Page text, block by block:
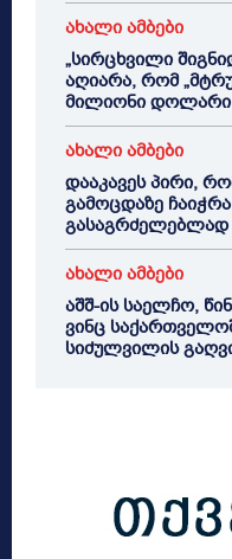
ახალი ამბები
„სირცხვილი
აღიარა, რომ
მილიონი დოლარი
ახალი ამბები
დააკავეს პირი,
გამოცდაზე
გასაგრძელებლად
ახალი ამბები
აშშ-ის საელჩო,
ვინც
სიძულვილის